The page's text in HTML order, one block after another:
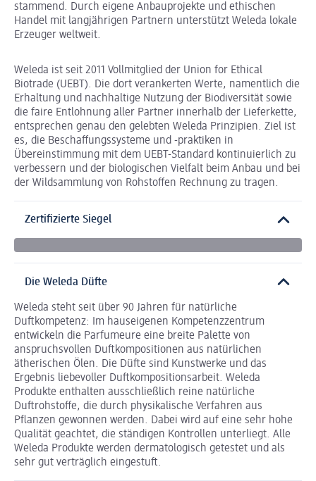
stammend. Durch eigene Anbauprojekte und ethischen
Handel mit langjährigen Partnern unterstützt Weleda lokale
Erzeuger weltweit.
Weleda ist seit 2011 Vollmitglied der Union for Ethical
Biotrade (UEBT). Die dort verankerten Werte, namentlich die
Erhaltung und nachhaltige Nutzung der Biodiversität sowie
die faire Entlohnung aller Partner innerhalb der Lieferkette,
entsprechen genau den gelebten Weleda Prinzipien. Ziel ist
es, die Beschaffungssysteme und -praktiken in
Übereinstimmung mit dem UEBT-Standard kontinuierlich zu
verbessern und der biologischen Vielfalt beim Anbau und bei
der Wildsammlung von Rohstoffen Rechnung zu tragen.
Zertifizierte Siegel
Die Weleda Düfte
Weleda steht seit über 90 Jahren für natürliche
Duftkompetenz: Im hauseigenen Kompetenzzentrum
entwickeln die Parfumeure eine breite Palette von
anspruchsvollen Duftkompositionen aus natürlichen
ätherischen Ölen. Die Düfte sind Kunstwerke und das
Ergebnis liebevoller Duftkompositionsarbeit. Weleda
Produkte enthalten ausschließlich reine natürliche
Duftrohstoffe, die durch physikalische Verfahren aus
Pflanzen gewonnen werden. Dabei wird auf eine sehr hohe
Qualität geachtet, die ständigen Kontrollen unterliegt. Alle
Weleda Produkte werden dermatologisch getestet und als
sehr gut verträglich eingestuft.